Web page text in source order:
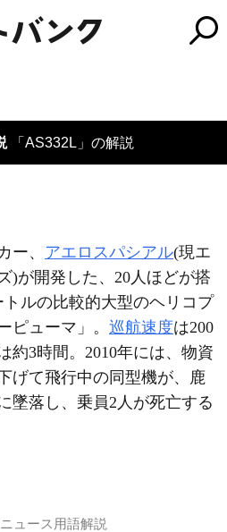
「AS332L」の解説
ー、 アエロスパシアル(現エ
)が開発した、20人ほどが搭
ルの比較的大型のヘリコプ
ピューマ」。 巡航速度は200
約3時間。2010年には、物資
げて飛行中の同型機が、鹿
墜落し、乗員2人が死亡する
ュース用語解説